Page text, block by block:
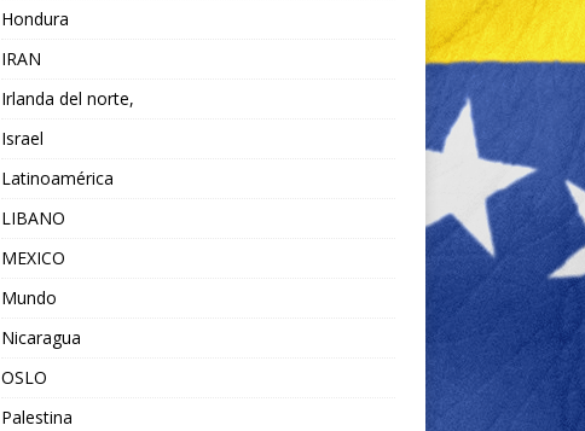
Hondura
IRAN
Irlanda del norte,
Israel
Latinoamérica
LIBANO
MEXICO
Mundo
Nicaragua
OSLO
Palestina